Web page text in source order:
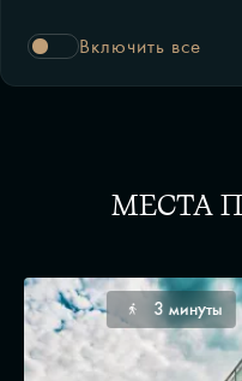
Включить все
МЕСТА
3 минуты